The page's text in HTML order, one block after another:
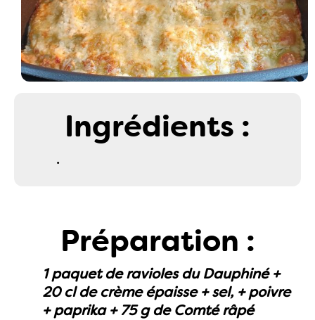
Ingrédients :
.
Préparation :
1 paquet de ravioles du Dauphiné +
20 cl de crème épaisse + sel, + poivre
+ paprika + 75 g de Comté râpé